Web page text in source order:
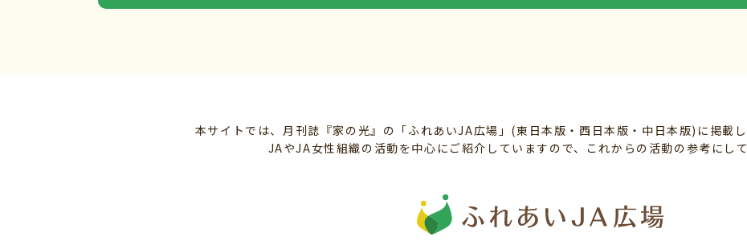
本サイトでは、月刊誌『家の光』の「ふれあいJA広場」(東日本版・西日本版・中日本版)に掲載し
JAやJA女性組織の活動を中心にご紹介していますので、これからの活動の参考にして